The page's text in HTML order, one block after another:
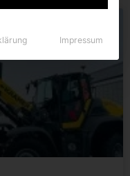
Impressum